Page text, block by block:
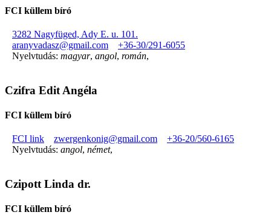
FCI küllem bíró
3282 Nagyfüged, Ady E. u. 101.
aranyvadasz@gmail.com
+36-30/291-6055
Nyelvtudás: magyar, angol, román,
Czifra Edit Angéla
FCI küllem bíró
FCI link zwergenkonig@gmail.com
+36-20/560-6165
Nyelvtudás: angol, német,
Czipott Linda dr.
FCI küllem bíró